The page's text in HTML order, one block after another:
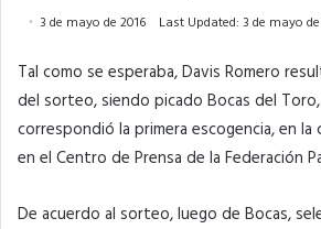
3 de mayo de 2016 Last Updated: 3 de mayo
Tal como se esperaba, Davis Romero
del sorteo, siendo picado Bocas del
correspondió la primera escogencia, en
en el Centro de Prensa de la Federación
De acuerdo al sorteo, luego de Bocas,